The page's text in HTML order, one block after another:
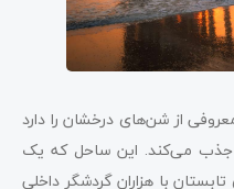
از شن‌های درخشان را دارد
جذب می‌کند. این ساحل که یک
با هزاران گردشگر داخلی